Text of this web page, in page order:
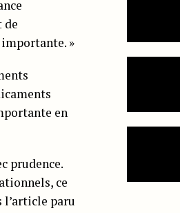
de
»
en
prudence.
ce
paru